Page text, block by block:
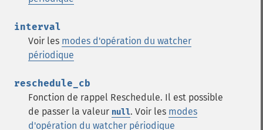
interval
Voir les modes d'opération du watcher
périodique
reschedule_cb
Fonction de rappel Reschedule. Il est possible
de passer la valeur null. Voir les modes
d'opération du watcher périodique